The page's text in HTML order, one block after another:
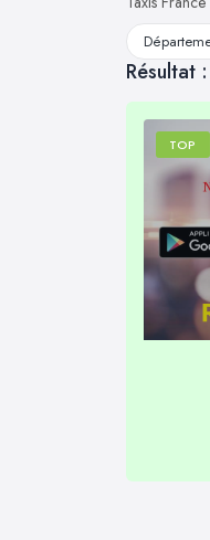
Résultat :
TOP